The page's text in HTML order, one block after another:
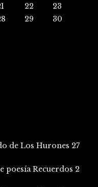
22
23
29
30
de Los Hurones 27
poesía Recuerdos 2